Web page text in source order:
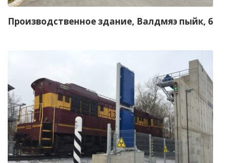
Производственное здание, Валдмяэ пыйк, 6